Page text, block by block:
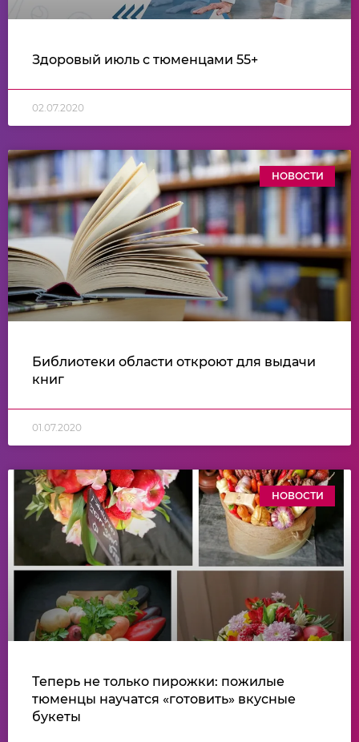
Здоровый июль с тюменцами 55+
02.07.2020
НОВОСТИ
Библиотеки области откроют для выдачи
книг
01.07.2020
НОВОСТИ
Теперь не только пирожки: пожилые
тюменцы научатся «готовить» вкусные
букеты